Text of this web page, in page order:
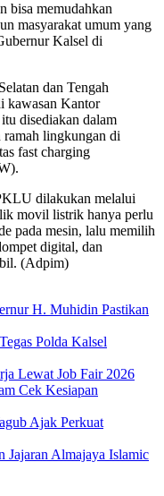
bisa memudahkan
masyarakat umum yang
Kalsel di
dan Tengah
kawasan Kantor
disediakan dalam
ramah lingkungan di
fast charging
dilakukan melalui
movil listrik hanya perlu
pada mesin, lalu memilih
digital, dan
(Adpim)
H. Muhidin Pastikan
Polda Kalsel
Lewat Job Fair 2026
Cek Kesiapan
Ajak Perkuat
Jajaran Almajaya Islamic